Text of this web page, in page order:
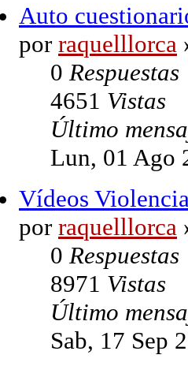
Auto
por raquelllorca
0 Respuestas
4651 Vistas
Último
Lun, 01 Ago
Vídeos
por raquelllorca
0 Respuestas
8971 Vistas
Último
Sab, 17 Sep